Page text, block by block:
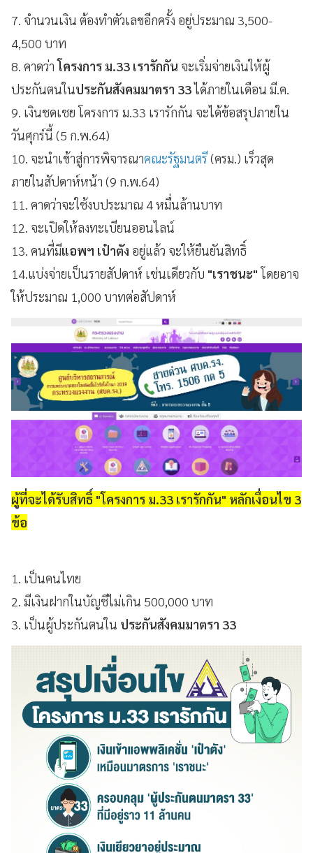
7. จำนวนเงิน ต้องทำตัวเลขอีกครั้ง อยู่ประมาณ 3,500-
4,500 บาท
8. คาดว่าโครงการ ม.33 เรารักกัน จะเริ่มจ่ายเงินให้ผู้
ประกันตนในประกันสังคมมาตรา 33ได้ภายในเดือน มี.ค.
9. เงินชดเชย โครงการ ม.33 เรารักกัน จะได้ข้อสรุปภายใน
วันศุกร์นี้ (5 ก.พ.64)
10. จะนำเข้าสู่การพิจารณาคณะรัฐมนตรี(ครม.) เร็วสุด
ภายในสัปดาห์หน้า (9 ก.พ.64)
11. คาดว่าจะใช้งบประมาณ 4 หมื่นล้านบาท
12. จะเปิดให้ลงทะเบียนออนไลน์
13. คนที่มีแอพฯ เป๋าตัง อยู่แล้ว จะให้ยืนยันสิทธิ์
14.แบ่งจ่ายเป็นรายสัปดาห์ เช่นเดียวกับ "เราชนะ"โดยอาจ
ให้ประมาณ 1,000 บาทต่อสัปดาห์
ผู้ที่จะได้รับสิทธิ์ "โครงการ ม.33 เรารักกัน" หลักเงื่อนไข 3
ข้อ
1. เป็นคนไทย
2. มีเงินฝากในบัญชีไม่เกิน 500,000 บาท
3. เป็นผู้ประกันตนใน ประกันสังคมมาตรา 33